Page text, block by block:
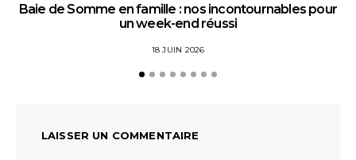
Baie de Somme en famille : nos incontournables pour
un week-end réussi
18 JUIN 2026
LAISSER UN COMMENTAIRE